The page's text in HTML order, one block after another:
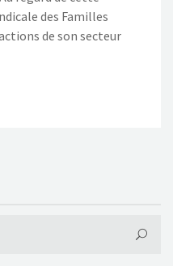
des Familles
de son secteur